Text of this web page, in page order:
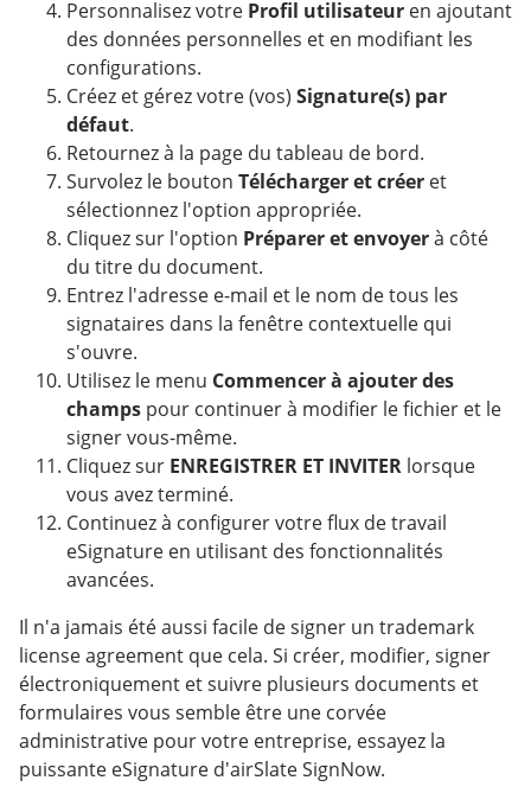
Personnalisez votre Profil utilisateur en ajoutant
des données personnelles et en modifiant les
configurations.
Créez et gérez votre (vos) Signature(s) par
défaut.
Retournez à la page du tableau de bord.
Survolez le bouton Télécharger et créer et
sélectionnez l'option appropriée.
Cliquez sur l'option Préparer et envoyerà côté
du titre du document.
Entrez l'adresse e-mail et le nom de tous les
signataires dans la fenêtre contextuelle qui
s'ouvre.
Utilisez le menu Commencer à ajouter des
champs pour continuer à modifier le fichier et le
signer vous-même.
Cliquez sur ENREGISTRER ET INVITER lorsque
vous avez terminé.
Continuez à configurer votre flux de travail
eSignature en utilisant des fonctionnalités
avancées.
Il n'a jamais été aussi facile de signer un trademark
license agreement que cela. Si créer, modifier, signer
électroniquement et suivre plusieurs documents et
formulaires vous semble être une corvée
administrative pour votre entreprise, essayez la
puissante eSignature d'airSlate SignNow.